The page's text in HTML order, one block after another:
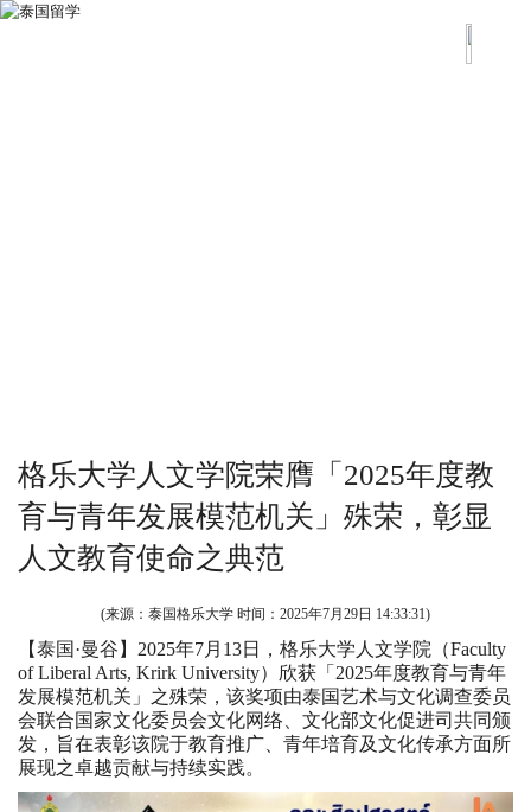
格乐大学人文学院荣膺「2025年度教
育与青年发展模范机关」殊荣，彰显
人文教育使命之典范
(来源：泰国格乐大学 时间： 2025年7月29日 14:33:31)
【泰国·曼谷】2025年7月13日，格乐大学人文学院（Faculty
of Liberal Arts, Krirk University）欣获「2025年度教育与青年
发展模范机关」之殊荣，该奖项由泰国艺术与文化调查委员
会联合国家文化委员会文化网络、文化部文化促进司共同颁
发，旨在表彰该院于教育推广、青年培育及文化传承方面所
展现之卓越贡献与持续实践。